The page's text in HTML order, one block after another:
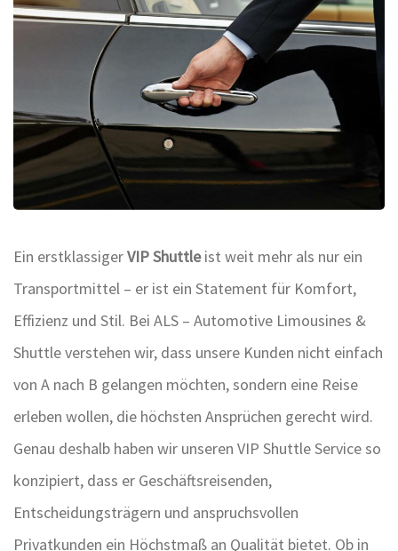
Ein erstklassigerVIP Shuttleist weit mehr als nur ein
Transportmittel – er ist ein Statement für Komfort,
Effizienz und Stil. Bei ALS – Automotive Limousines &
Shuttle verstehen wir, dass unsere Kunden nicht einfach
von A nach B gelangen möchten, sondern eine Reise
erleben wollen, die höchsten Ansprüchen gerecht wird.
Genau deshalb haben wir unseren VIP Shuttle Service so
konzipiert, dass er Geschäftsreisenden,
Entscheidungsträgern und anspruchsvollen
Privatkunden ein Höchstmaß an Qualität bietet. Ob in